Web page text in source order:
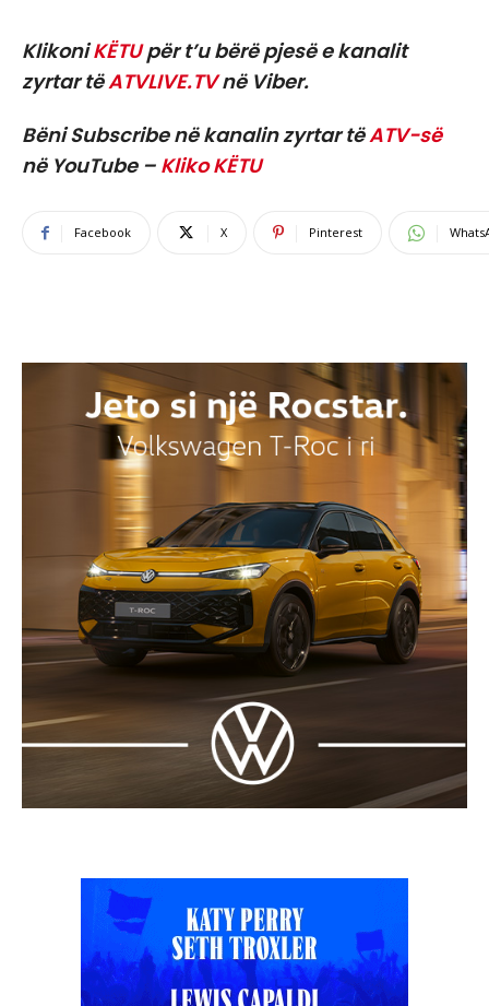
KlikoniKËTUpër t’u bërë pjesë e kanalit
zyrtar tëATVLIVE.TVnë Viber.
Bëni Subscribe në kanalin zyrtar tëATV-së
në YouTube – Kliko KËTU
Facebook X Pinterest